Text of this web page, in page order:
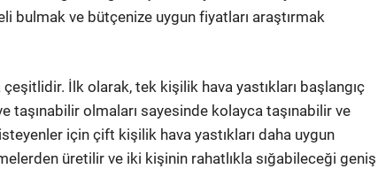
bulmak ve bütçenize uygun fiyatları araştırmak
İlk olarak, tek kişilik hava yastıkları başlangıç
taşınabilir olmaları sayesinde kolayca taşınabilir ve
için çift kişilik hava yastıkları daha uygun
üretilir ve iki kişinin rahatlıkla sığabileceği geniş